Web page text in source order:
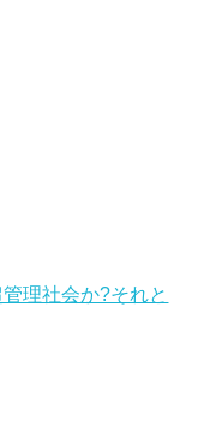
理社会か?それと